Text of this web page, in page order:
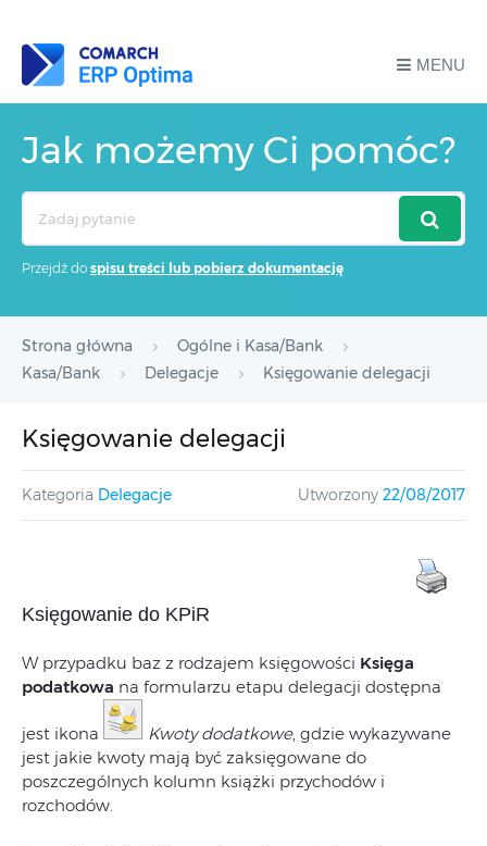
MENU
Jak możemy Ci pomóc?
Przejdź do spisu treści lub pobierz dokumentację
Strona główna
Ogólne i Kasa/Bank
Kasa/Bank
Delegacje Księgowanie delegacji
Księgowanie delegacji
Kategoria Delegacje Utworzony 22/08/2017
Księgowanie do KPiR
W przypadku baz z rodzajem księgowości Księga
podatkowa na formularzu etapu delegacji dostępna
jest ikona Kwoty dodatkowe, gdzie wykazywane
jest jakie kwoty mają być zaksięgowane do
poszczególnych kolumn książki przychodów i
rozchodów.